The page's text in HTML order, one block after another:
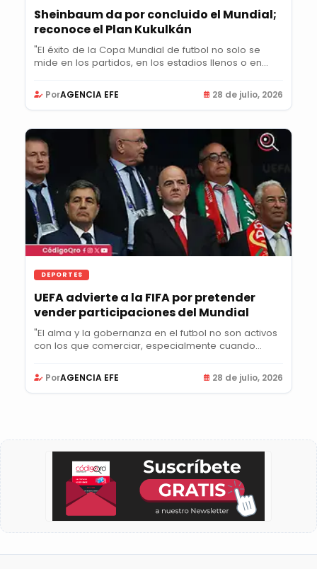
Sheinbaum da por concluido el Mundial;
reconoce el Plan Kukulkán
"El éxito de la Copa Mundial de futbol no solo se
mide en los partidos, en los estadios llenos o en...
PorAGENCIA EFE 28 de julio, 2026
DEPORTES
UEFA advierte a la FIFA por pretender
vender participaciones del Mundial
"El alma y la gobernanza en el futbol no son activos
con los que comerciar, especialmente cuando...
PorAGENCIA EFE 28 de julio, 2026